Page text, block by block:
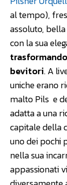
al tempo),
assoluto,
con la sua
bevitori. A
uniche erano
malto Pils e
adatta a una
capitale della
uno dei pochi
nella sua
appassionati